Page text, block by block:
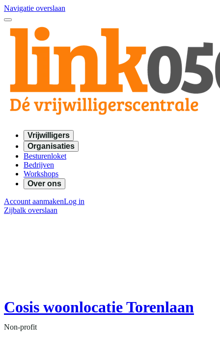
Navigatie overslaan
Vrijwilligers
Organisaties
Besturenloket
Bedrijven
Workshops
Over ons
Account aanmakenLog in
Zijbalk overslaan
Cosis woonlocatie Torenlaan
Non-profit